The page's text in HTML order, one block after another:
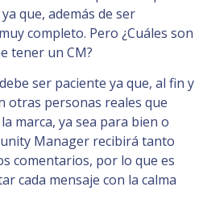
que, además de ser
completo. Pero ¿Cuáles son
tener un CM?
ser paciente ya que, al fin y
otras personas reales que
marca, ya sea para bien o
Manager recibirá tanto
comentarios, por lo que es
cada mensaje con la calma